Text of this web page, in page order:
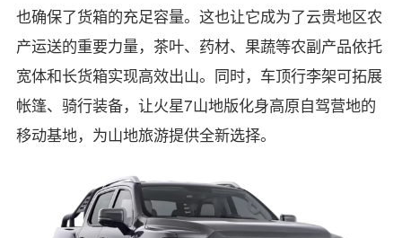
也确保了货箱的充足容量。这也让它成为了云贵地区农
产运送的重要力量，茶叶、药材、果蔬等农副产品依托
宽体和长货箱实现高效出山。同时，车顶行李架可拓展
帐篷、骑行装备，让火星7山地版化身高原自驾营地的
移动基地，为山地旅游提供全新选择。